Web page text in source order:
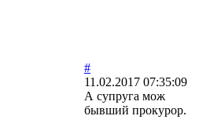
#
11.02.2017 07:35:09
А супруга мож
бывший прокурор.